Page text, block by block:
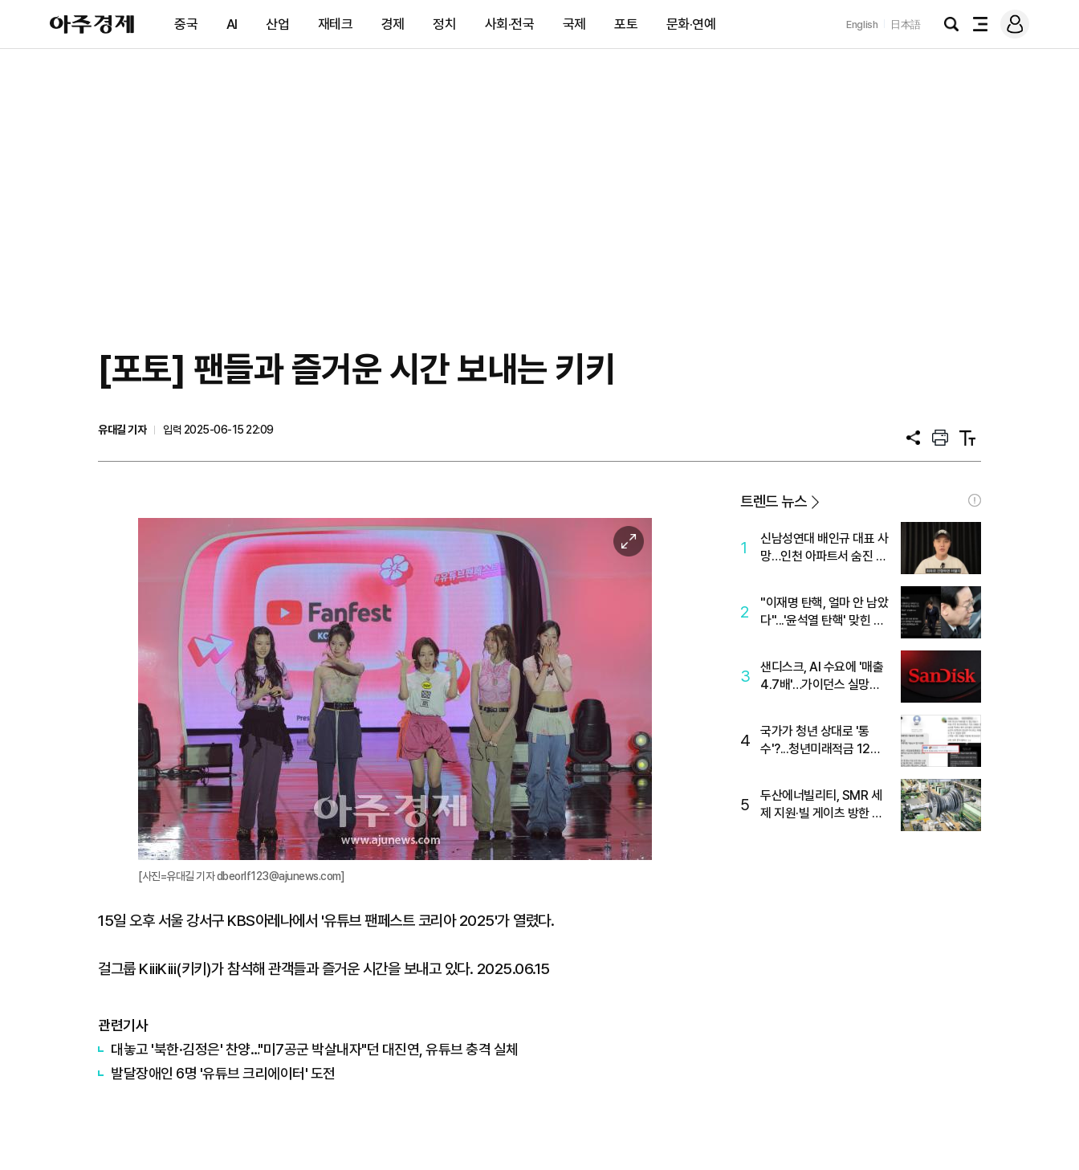
아
주
제
중국 AI 산업 재테크 경제 정치 사회·전국 국제 포토 문화·연예 English 日本語
검
전
메
그
[포토] 팬들과 즐거운 시간 보내는 키키
유대길 기자
입력 2025-06-15 22:09
공
프
트
텍
트
이
미
[사진=유대길 기자 dbeorlf123@ajunews.com]
15일 오후 서울 강서구 KBS아레나에서 '유튜브 팬페스트 코리아 2025'가 열렸다.
걸그룹 KiiiKiii(키키)가 참석해 관객들과 즐거운 시간을 보내고 있다. 2025.06.15
관련기사
대놓고 '북한·김정은' 찬양…"미7공군 박살내자"던 대진연, 유튜브 충격 실체
발달장애인 6명 '유튜브 크리에이터' 도전
트렌드 뉴스
1
신남성연대 배인규 대표 사
망…인천 아파트서 숨진 채
2
"이재명 탄핵, 얼마 안 남았
다"...'윤석열 탄핵' 맞힌 무
3
샌디스크, AI 수요에 '매출
4.7배'…가이던스 실망에
4
국가가 청년 상대로 '통
수'?...청년미래적금 12%
5
두산에너빌리티, SMR 세
제 지원·빌 게이츠 방한 기